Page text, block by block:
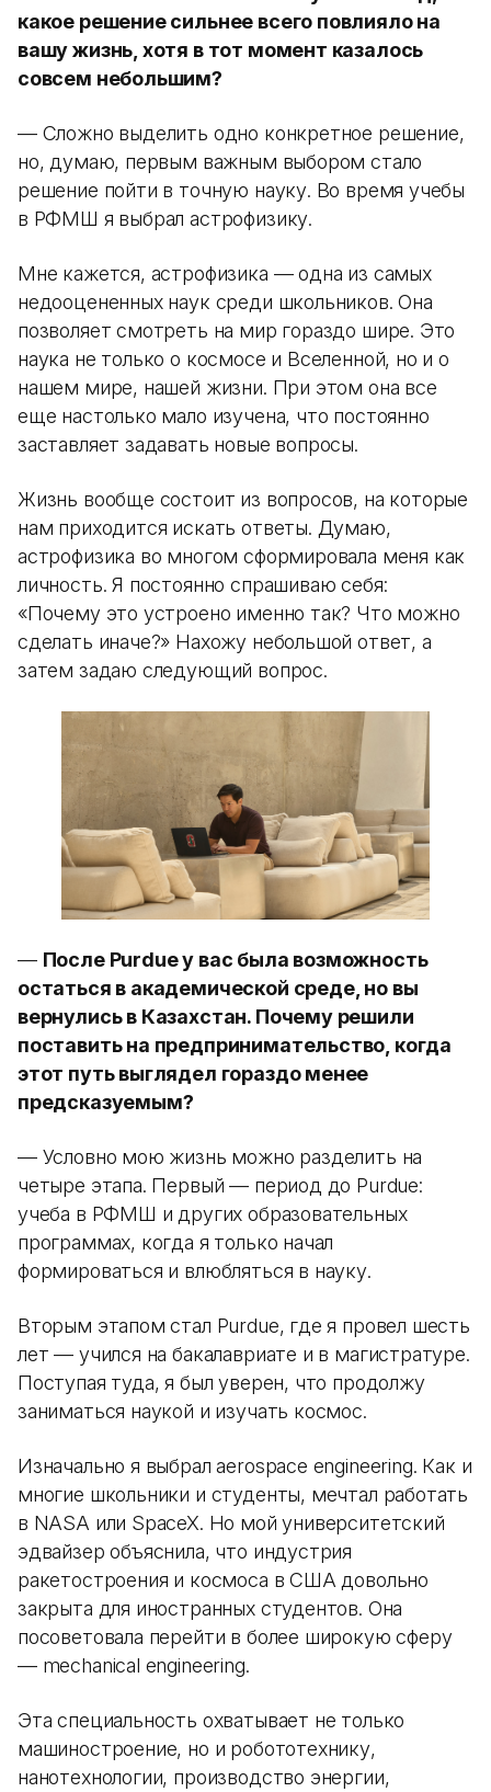
какое решение сильнее всего повлияло на
вашу жизнь, хотя в тот момент казалось
совсем небольшим?
— Сложно выделить одно конкретное решение,
но, думаю, первым важным выбором стало
решение пойти в точную науку. Во время учебы
в РФМШ я выбрал астрофизику.
Мне кажется, астрофизика — одна из самых
недооцененных наук среди школьников. Она
позволяет смотреть на мир гораздо шире. Это
наука не только о космосе и Вселенной, но и о
нашем мире, нашей жизни. При этом она все
еще настолько мало изучена, что постоянно
заставляет задавать новые вопросы.
Жизнь вообще состоит из вопросов, на которые
нам приходится искать ответы. Думаю,
астрофизика во многом сформировала меня как
личность. Я постоянно спрашиваю себя:
«Почему это устроено именно так? Что можно
сделать иначе?» Нахожу небольшой ответ, а
затем задаю следующий вопрос.
— После Purdue у вас была возможность
остаться в академической среде, но вы
вернулись в Казахстан. Почему решили
поставить на предпринимательство, когда
этот путь выглядел гораздо менее
предсказуемым?
— Условно мою жизнь можно разделить на
четыре этапа. Первый — период до Purdue:
учеба в РФМШ и других образовательных
программах, когда я только начал
формироваться и влюбляться в науку.
Вторым этапом стал Purdue, где я провел шесть
лет — учился на бакалавриате и в магистратуре.
Поступая туда, я был уверен, что продолжу
заниматься наукой и изучать космос.
Изначально я выбрал aerospace engineering. Как и
многие школьники и студенты, мечтал работать
в NASA или SpaceX. Но мой университетский
эдвайзер объяснила, что индустрия
ракетостроения и космоса в США довольно
закрыта для иностранных студентов. Она
посоветовала перейти в более широкую сферу
— mechanical engineering.
Эта специальность охватывает не только
машиностроение, но и робототехнику,
нанотехнологии, производство энергии,